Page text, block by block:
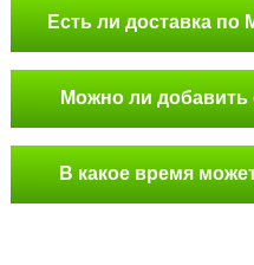
Есть ли доставка по
Можно ли добавить
В какое время